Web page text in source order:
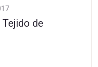
de